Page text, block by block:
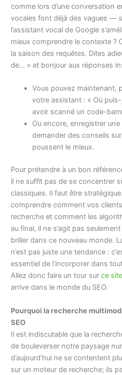
comme lors d’une conversation
vocales font déjà des vagues —
l’assistant vocal de Google
mieux comprendre le contexte ?
la saison des requêtes. Dites
de… » et bonjour aux réponses
Vous pouvez maintenant,
votre assistant : « Où
avoir scanné un code-
Ou encore, enregistrer
demander des conseils
poussent le mieux.
Pour prétendre à un bon
il ne suffit pas de se concentrer
classiques. Il faut être
comprendre comment vos
recherche et comment les
au final, il ne s’agit pas
briller dans ce nouveau monde.
n’est pas juste une tendance :
essentiel de l’incorporer dans
Allez donc faire un tour surce site
arrive dans le monde du SEO.
Pourquoi la recherche
SEO
Il est indiscutable que la
de bouleverser notre paysage
d’aujourd’hui ne se contentent
sur un moteur de recherche; ils